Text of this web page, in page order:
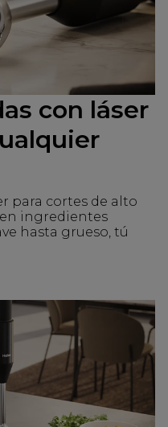
con láser
para cortes de alto
ingredientes
hasta grueso, tú